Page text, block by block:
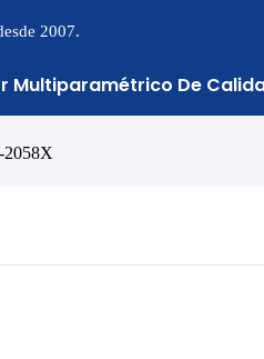
2007.
Multiparamétrico De
2058X